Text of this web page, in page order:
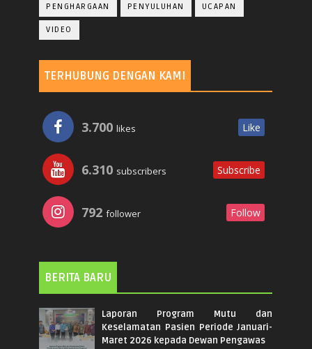
PENGHARGAAN PENYULUHAN UCAPAN
VIDEO
TERHUBUNG DENGAN KAMI
3.700 likes Like
6.310 subscribers Subscribe
792 follower Follow
BERITA BARU
Laporan Program Mutu dan
Keselamatan Pasien Periode Januari-
Maret 2026 kepada Dewan Pengawas